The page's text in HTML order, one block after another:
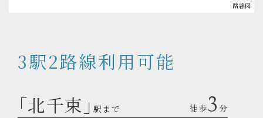
路線図
3駅2路線利用可能
「北千束」 駅まで 徒歩3 分